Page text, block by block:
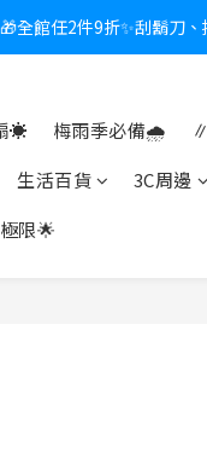
新會員送
全館任2件9折✨刮鬍刀
新會員送
☀️ 梅雨季必備🌧️
生活百貨
3C周邊
限🌟